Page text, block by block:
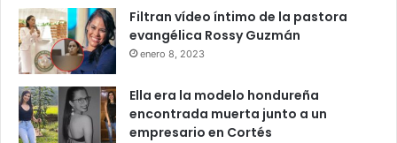
Filtran vídeo íntimo de la pastora
evangélica Rossy Guzmán
enero 8, 2023
Ella era la modelo hondureña
encontrada muerta junto a un
empresario en Cortés